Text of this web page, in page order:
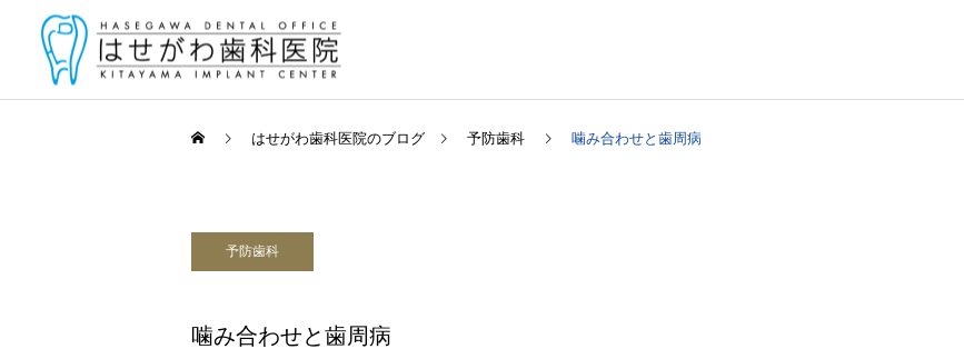
はせがわ歯科医院のブログ 予防歯科 噛み合わせと歯周病
予防歯科
噛み合わせと歯周病